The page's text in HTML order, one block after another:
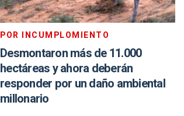
POR INCUMPLOMIENTO
Desmontaron más de 11.000
hectáreas y ahora deberán
responder por un daño ambiental
millonario